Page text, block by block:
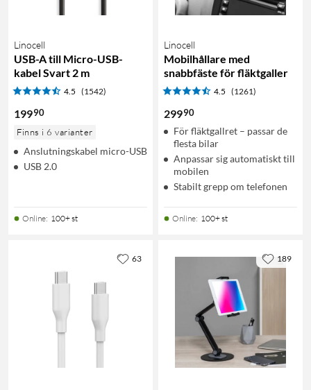
Linocell
USB-A till Micro-USB-
kabel Svart 2 m
4.5 (1542)
19990
Finns i 6 varianter
Anslutningskabel micro-USB
USB 2.0
Online: 100+ st
Linocell
Mobilhållare med
snabbfäste för fläktgaller
4.5 (1261)
29990
För fläktgallret – passar de
flesta bilar
Anpassar sig automatiskt till
mobilen
Stabilt grepp om telefonen
Online: 100+ st
63 189